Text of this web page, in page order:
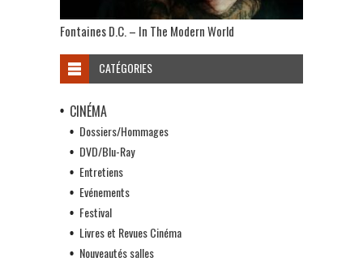
Fontaines D.C. – In The Modern World
CATÉGORIES
CINÉMA
Dossiers/Hommages
DVD/Blu-Ray
Entretiens
Evénements
Festival
Livres et Revues Cinéma
Nouveautés salles